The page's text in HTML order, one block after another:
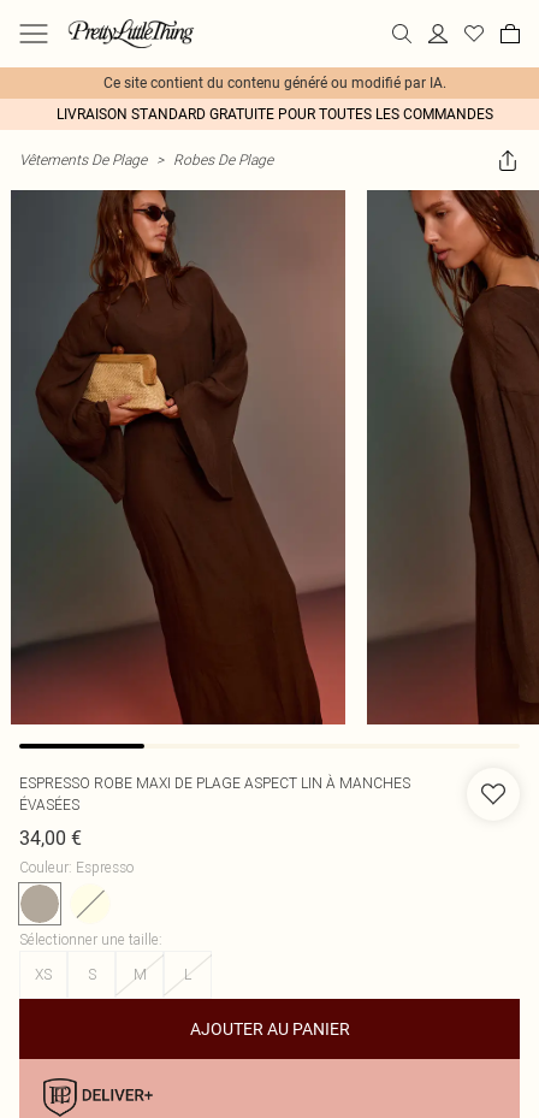
Ce site contient du contenu généré ou modifié par IA.
LIVRAISON STANDARD GRATUITE POUR TOUTES LES COMMANDES
Vêtements De Plage > Robes De Plage
ESPRESSO ROBE MAXI DE PLAGE ASPECT LIN À MANCHES
ÉVASÉES
34,00 €
Couleur: Espresso
Sélectionner une taille:
XS
S M L
AJOUTER AU PANIER